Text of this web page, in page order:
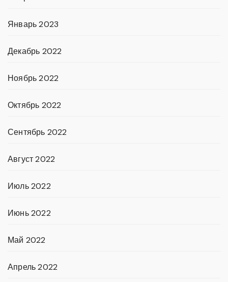
Январь 2023
Декабрь 2022
Ноябрь 2022
Октябрь 2022
Сентябрь 2022
Август 2022
Июль 2022
Июнь 2022
Май 2022
Апрель 2022